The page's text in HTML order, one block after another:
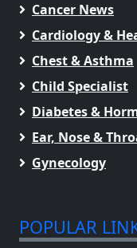
Cancer News
Cardiology &
Chest & Asthma
Child Specialist
Diabetes &
Ear, Nose &
Gynecology
POPULAR